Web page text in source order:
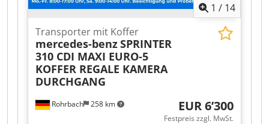
1 / 14
Rohrbach 258 km
Transporter mit Koffer
mercedes-benzSPRINTER
310 CDI MAXI EURO-5
KOFFER REGALE KAMERA
DURCHGANG
EUR 6’300
Festpreis zzgl. MwSt.